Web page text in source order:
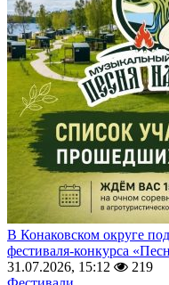
В Конаковском округе
фестиваля-конкурса
31.07.2026, 15:12
219